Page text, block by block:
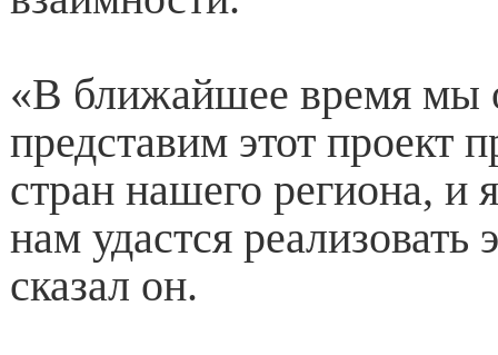
«В ближайшее время мы
представим этот проект
стран нашего региона, и
нам удастся
сказал он.